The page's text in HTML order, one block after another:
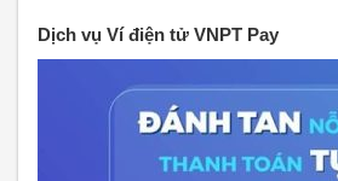
Dịch vụ Ví điện tử VNPT Pay